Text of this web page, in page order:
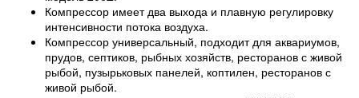
Компрессор имеет два выхода и плавную регулировку
интенсивности потока воздуха.
Компрессор универсальный, подходит для аквариумов,
прудов, септиков, рыбных хозяйств, ресторанов с живой
рыбой, пузырьковых панелей, коптилен, ресторанов с
живой рыбой.